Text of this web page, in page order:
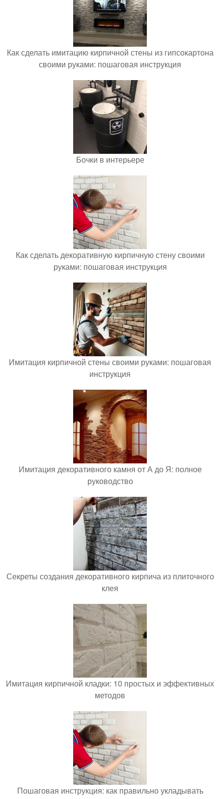
Как сделать имитацию кирпичной стены из гипсокартона
своими руками: пошаговая инструкция
Бочки в интерьере
Как сделать декоративную кирпичную стену своими
руками: пошаговая инструкция
Имитация кирпичной стены своими руками: пошаговая
инструкция
Имитация декоративного камня от А до Я: полное
руководство
Секреты создания декоративного кирпича из плиточного
клея
Имитация кирпичной кладки: 10 простых и эффективных
методов
Пошаговая инструкция: как правильно укладывать